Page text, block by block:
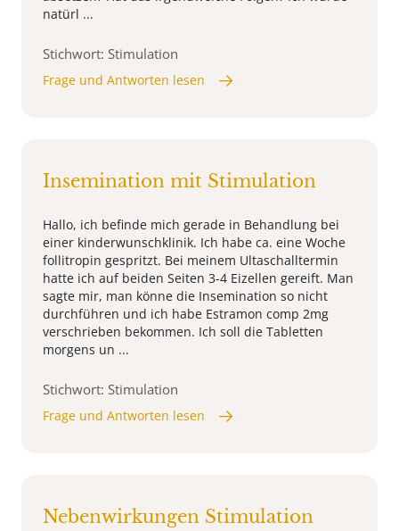
natürl ...
Stichwort: Stimulation
Frage und Antworten lesen
Insemination mit Stimulation
Hallo, ich befinde mich gerade in Behandlung bei
einer kinderwunschklinik. Ich habe ca. eine Woche
follitropin gespritzt. Bei meinem Ultaschalltermin
hatte ich auf beiden Seiten 3-4 Eizellen gereift. Man
sagte mir, man könne die Insemination so nicht
durchführen und ich habe Estramon comp 2mg
verschrieben bekommen. Ich soll die Tabletten
morgens un ...
Stichwort: Stimulation
Frage und Antworten lesen
Nebenwirkungen Stimulation